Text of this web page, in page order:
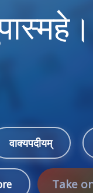
वाक्यपदीयम्
Take